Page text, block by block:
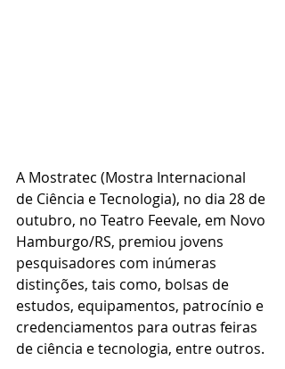
A Mostratec (Mostra Internacional
de Ciência e Tecnologia), no dia 28 de
outubro, no Teatro Feevale, em Novo
Hamburgo/RS, premiou jovens
pesquisadores com inúmeras
distinções, tais como, bolsas de
estudos, equipamentos, patrocínio e
credenciamentos para outras feiras
de ciência e tecnologia, entre outros.